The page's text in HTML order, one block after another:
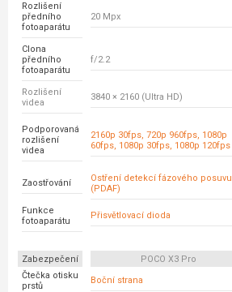
Rozlišení
předního
fotoaparátu
20 Mpx
Clona
předního
fotoaparátu
f/2.2
Rozlišení
videa
3840 × 2160 (Ultra HD)
Podporovaná
rozlišení
videa
2160p 30fps, 720p 960fps, 1080p
60fps, 1080p 30fps, 1080p 120fps
Zaostřování
Ostření detekcí fázového posuvu
(PDAF)
Funkce
fotoaparátu
Přisvětlovací dioda
Zabezpečení POCO X3 Pro
Čtečka otisku
prstů
Boční strana